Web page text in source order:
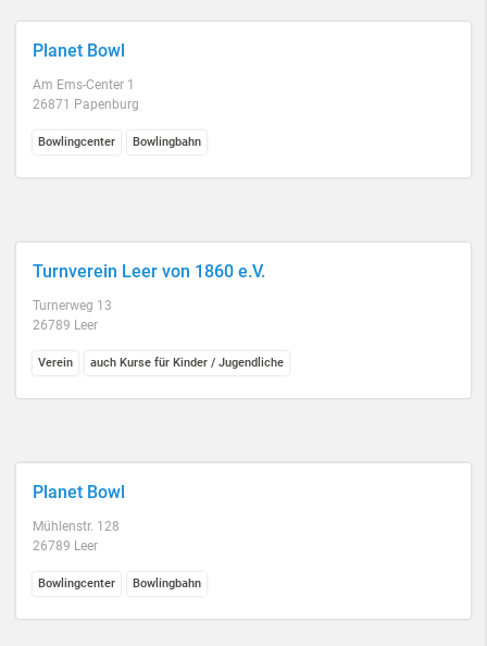
Planet Bowl
Am Ems-Center 1
26871 Papenburg
Bowlingcenter Bowlingbahn
Turnverein Leer von 1860 e.V.
Turnerweg 13
26789 Leer
Verein auch Kurse für Kinder / Jugendliche
Planet Bowl
Mühlenstr. 128
26789 Leer
Bowlingcenter Bowlingbahn